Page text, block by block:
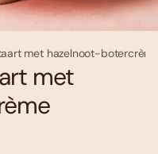
met hazelnoot-
met